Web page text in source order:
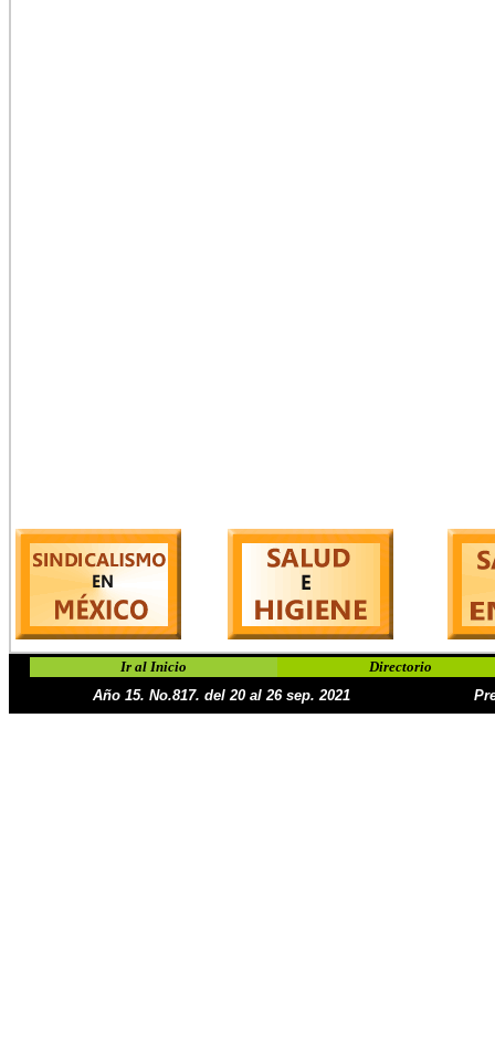
Ir al Inicio
Directorio
Año 15. No.817. del 20 al 26 sep. 2021